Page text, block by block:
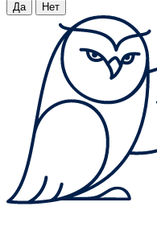
Да Нет